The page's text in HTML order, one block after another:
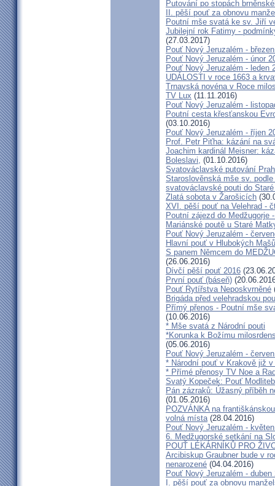
Putování po stopách
II. pěší pouť za obnovu
Poutní mše svatá ke sv. Jiří
Jubilejní rok Fatimy -
(27.03.2017)
Pouť Nový Jeruzalém -
Pouť Nový Jeruzalém - únor
Pouť Nový Jeruzalém - leden
UDÁLOSTI v roce 1663 a
Trnavská novéna v Roce
TV Lux (11.11.2016)
Pouť Nový Jeruzalém -
Poutní cesta křesťanskou
(03.10.2016)
Pouť Nový Jeruzalém - říjen
Prof. Petr Piťha: kázání na
Joachim kardinál Meisner:
Boleslavi, (01.10.2016)
Svatováclavské putování
Staroslověnská mše sv.
svatováclavské pouti do
Zlatá sobota v Žarošicích
XVI. pěší pouť na Velehrad -
Poutní zájezd do Medžugorje
Mariánské poutě u Staré
Pouť Nový Jeruzalém -
Hlavní pouť v Hlubokých
S panem Němcem do
(26.06.2016)
Dívčí pěší pouť 2016
První pouť (báseň)
Pouť Rytířstva Neposkvrněné
Brigáda před velehradskou
Přímý přenos - Poutní mše
(10.06.2016)
* Mše svatá z Národní pouti
*Korunka k Božímu
(05.06.2016)
Pouť Nový Jeruzalém -
* Národní pouť v Krakově již
* Přímé přenosy TV Noe a
Svatý Kopeček: Pouť
Pán zázraků: Úžasný příběh
(01.05.2016)
POZVÁNKA na
volná místa(28.04.2016)
Pouť Nový Jeruzalém -
6. Medžugorské setkání na
POUŤ LÉKÁRNÍKŮ PRO
Arcibiskup Graubner bude v
nenarozené (04.04.2016)
Pouť Nový Jeruzalém - duben
I. pěší pouť za obnovu